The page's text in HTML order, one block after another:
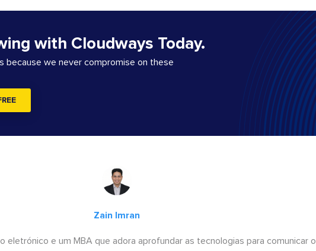
with Cloudways Today.
because we never compromise on these
Zain Imran
eletrónico e um MBA que adora aprofundar as tecnologias para comunicar o